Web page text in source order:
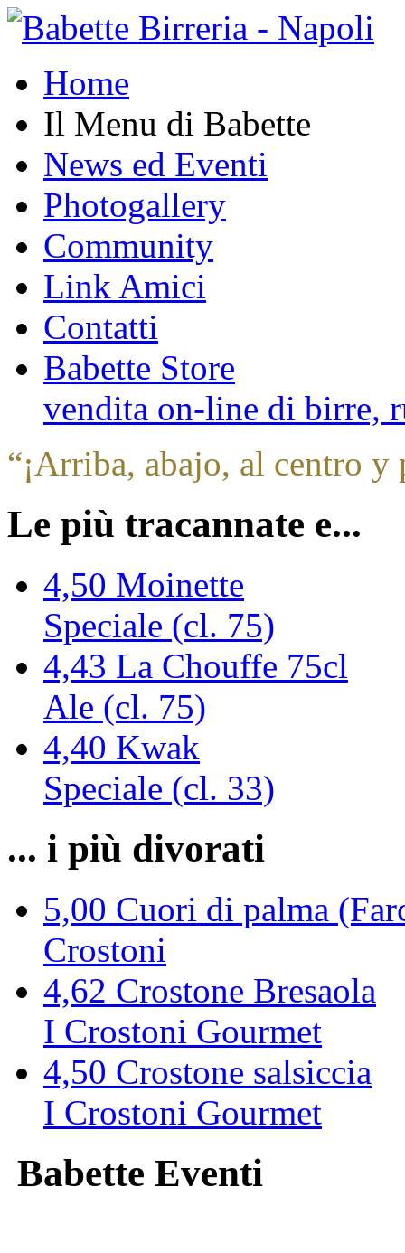
Home
Il Menu di Babette
News ed Eventi
Photogallery
Community
Link Amici
Contatti
Babette Store
vendita on-line di birre,
“¡Arriba, abajo, al centro y
Le più tracannate e...
4,50 Moinette
Speciale (cl. 75)
4,43 La Chouffe 75cl
Ale (cl. 75)
4,40 Kwak
Speciale (cl. 33)
... i più divorati
5,00 Cuori di palma
Crostoni
4,62 Crostone Bresaola
I Crostoni Gourmet
4,50 Crostone salsiccia
I Crostoni Gourmet
Babette Eventi